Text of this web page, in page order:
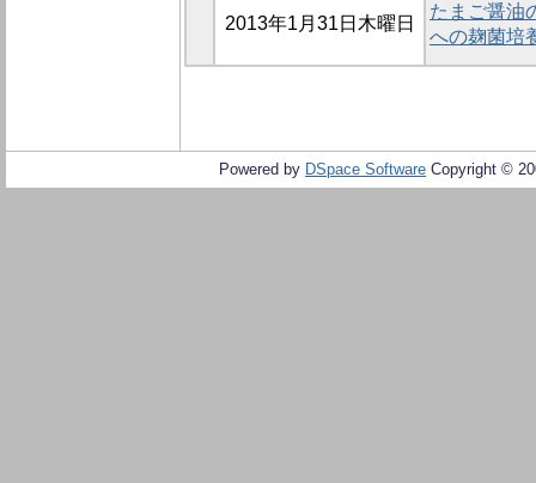
2013年1月31日木曜日
たまご醤油
への麹菌培
Powered by DSpace Software Copyright ©